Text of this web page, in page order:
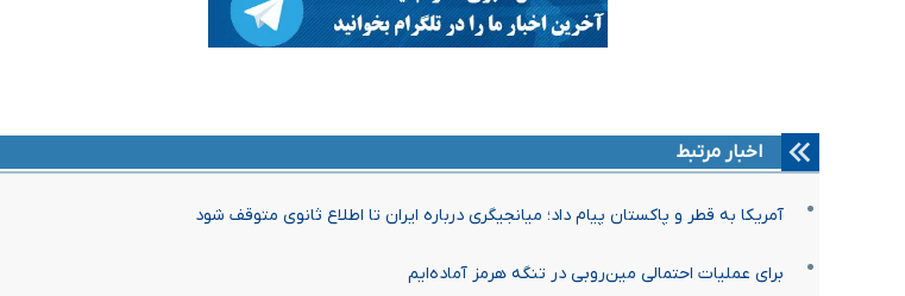
اخبار مرتبط
آمریکا به قطر و پاکستان پیام داد؛ میانجیگری درباره ایران تا اطلاع ثانوی متوقف شود
برای عملیات احتمالی مین‌روبی در تنگه هرمز آماده‌ایم